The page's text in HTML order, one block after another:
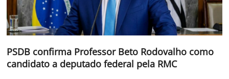
PSDB confirma Professor Beto Rodovalho como
candidato a deputado federal pela RMC